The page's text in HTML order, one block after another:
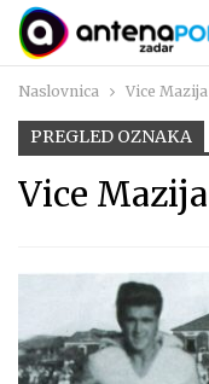
Naslovnica Vice Mazija
PREGLED OZNAKA
Vice Mazija